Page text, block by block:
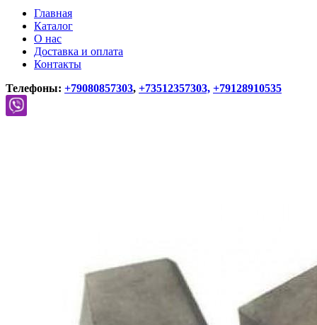
Главная
Каталог
О нас
Доставка и оплата
Контакты
Телефоны: +79080857303, +73512357303, +79128910535